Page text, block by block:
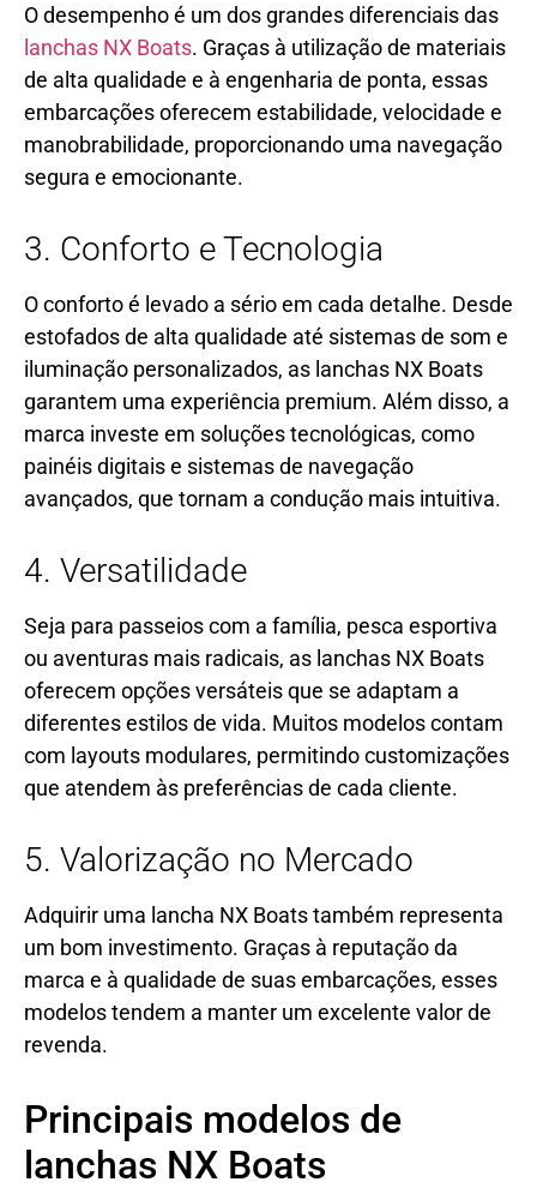
O desempenho é um dos grandes diferenciais das
lanchas NX Boats. Graças à utilização de materiais
de alta qualidade e à engenharia de ponta, essas
embarcações oferecem estabilidade, velocidade e
manobrabilidade, proporcionando uma navegação
segura e emocionante.
3. Conforto e Tecnologia
O conforto é levado a sério em cada detalhe. Desde
estofados de alta qualidade até sistemas de som e
iluminação personalizados, as lanchas NX Boats
garantem uma experiência premium. Além disso, a
marca investe em soluções tecnológicas, como
painéis digitais e sistemas de navegação
avançados, que tornam a condução mais intuitiva.
4. Versatilidade
Seja para passeios com a família, pesca esportiva
ou aventuras mais radicais, as lanchas NX Boats
oferecem opções versáteis que se adaptam a
diferentes estilos de vida. Muitos modelos contam
com layouts modulares, permitindo customizações
que atendem às preferências de cada cliente.
5. Valorização no Mercado
Adquirir uma lancha NX Boats também representa
um bom investimento. Graças à reputação da
marca e à qualidade de suas embarcações, esses
modelos tendem a manter um excelente valor de
revenda.
Principais modelos de
lanchas NX Boats